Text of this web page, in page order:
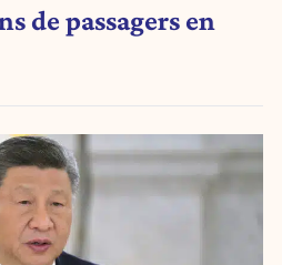
de passagers en